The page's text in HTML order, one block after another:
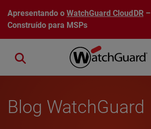
Pular para o conteúdo principal
Apresentando oWatchGuard CloudDR–
Construído para MSPs
Close search
Blog WatchGuard